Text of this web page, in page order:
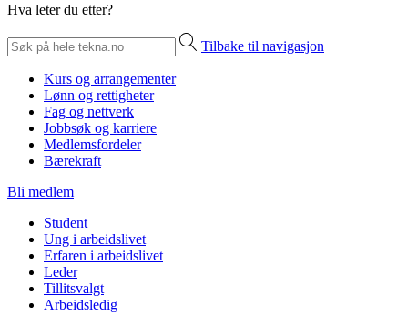
Hva leter du etter?
Tilbake til navigasjon
Kurs og arrangementer
Lønn og rettigheter
Fag og nettverk
Jobbsøk og karriere
Medlemsfordeler
Bærekraft
Bli medlem
Student
Ung i arbeidslivet
Erfaren i arbeidslivet
Leder
Tillitsvalgt
Arbeidsledig